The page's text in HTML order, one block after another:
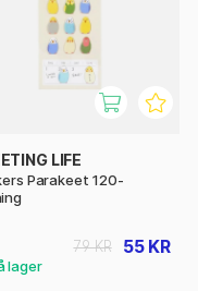
LIFE
Parakeet 120-
55 KR
79 KR